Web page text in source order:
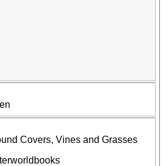
Covers, Vines and Grasses